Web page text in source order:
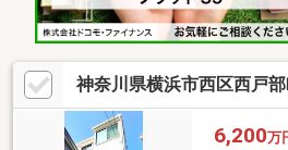
ださい。
神奈川県横浜市西区西戸
6,200万